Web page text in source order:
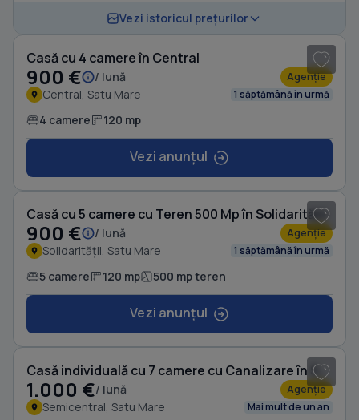
Vezi istoricul prețurilor
Casă cu 4 camere în Central
900 € / lună Agenție
Central, Satu Mare 1 săptămână în urmă
4 camere 120 mp
Vezi anunțul
Casă cu 5 camere cu Teren 500 Mp în Solidarității
900 € / lună Agenție
Solidarității, Satu Mare 1 săptămână în urmă
5 camere 120 mp 500 mp teren
Vezi anunțul
Casă individuală cu 7 camere cu Canalizare în Semicentral
1.000 €/ lună Agenție
Semicentral, Satu Mare Mai mult de un an